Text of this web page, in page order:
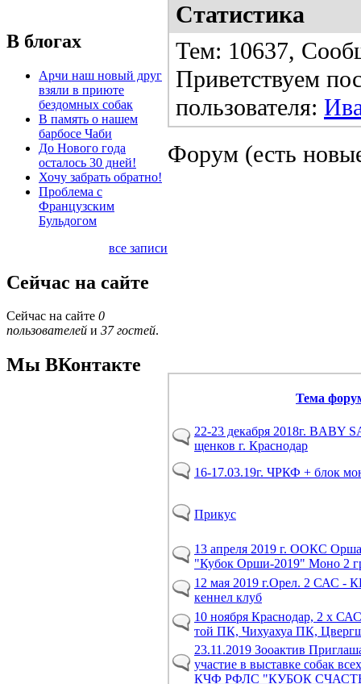
В блогах
Арчи наш новый друг
взяли в приюте
бездомных собак
В память о нашем
барбосе Чаби
До Нового года
осталось 30 дней!
Хочу забрать обратно!
Проблема с
Французским
Бульдогом
все записи
Сейчас на сайте
Сейчас на сайте 0
пользователей и 37 гостей.
Мы ВКонтакте
Статистика
Тем: 10637,
Приветствуем
пользователя:
Форум (есть
Тема
22-23 декабря 2018г. BABY
щенков г. Краснодар
16-17.03.19г. ЧРКФ + блок
Прикус
13 апреля 2019 г. ООКС
"Кубок Орши-2019" Моно 2
12 мая 2019 г.Орел. 2 САС -
кеннел клуб
10 ноября Краснодар, 2 х
той ПК, Чихуахуа ПК,
23.11.2019 Зооактив
участие в выставке собак
КЧФ РФЛС "КУБОК